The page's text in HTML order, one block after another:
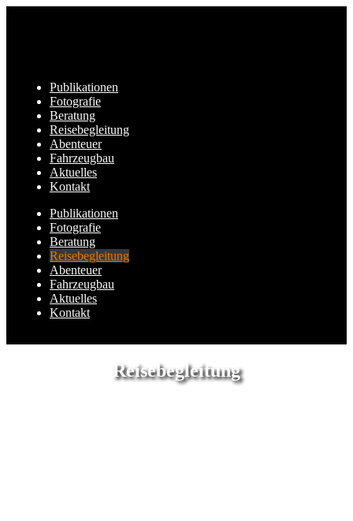
Publikationen
Fotografie
Beratung
Reisebegleitung
Abenteuer
Fahrzeugbau
Aktuelles
Kontakt
Publikationen
Fotografie
Beratung
Reisebegleitung
Abenteuer
Fahrzeugbau
Aktuelles
Kontakt
Reisebegleitung